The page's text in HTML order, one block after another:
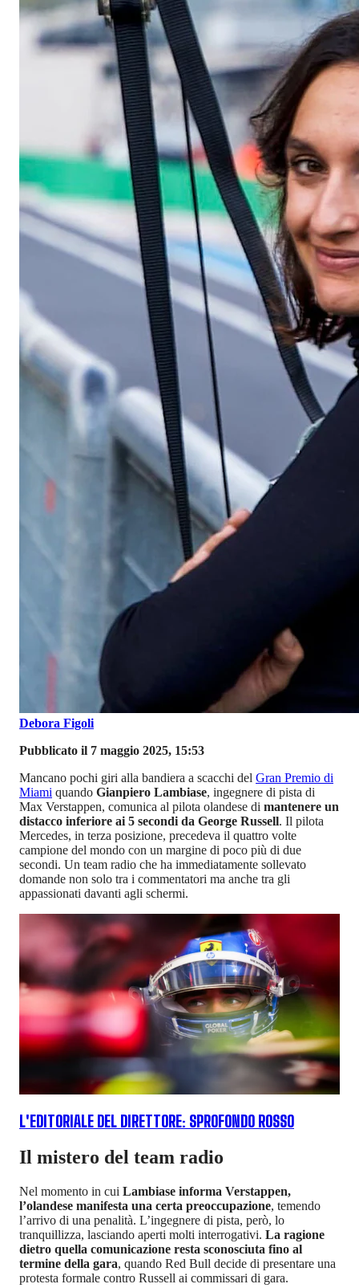
Debora Figoli
Pubblicato il 7 maggio 2025, 15:53
Mancano pochi giri alla bandiera a scacchi del Gran Premio di
Miami quando Gianpiero Lambiase, ingegnere di pista di
Max Verstappen, comunica al pilota olandese di mantenere un
distacco inferiore ai 5 secondi da George Russell. Il pilota
Mercedes, in terza posizione, precedeva il quattro volte
campione del mondo con un margine di poco più di due
secondi. Un team radio che ha immediatamente sollevato
domande non solo tra i commentatori ma anche tra gli
appassionati davanti agli schermi.
L'EDITORIALE DEL DIRETTORE: SPROFONDO ROSSO
Il mistero del team radio
Nel momento in cui Lambiase informa Verstappen,
l’olandese manifesta una certa preoccupazione, temendo
l’arrivo di una penalità. L’ingegnere di pista, però, lo
tranquillizza, lasciando aperti molti interrogativi. La ragione
dietro quella comunicazione resta sconosciuta fino al
termine della gara, quando Red Bull decide di presentare una
protesta formale contro Russell ai commissari di gara.